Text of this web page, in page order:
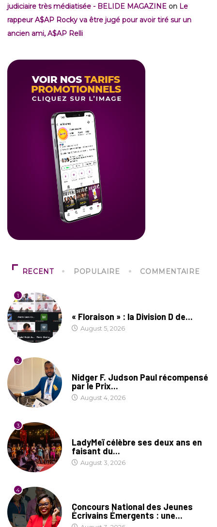
judiciaire très médiatisée - BELIDE MAGAZINE on Le
rappeur A$AP Rocky va être jugé pour avoir tiré sur un
ancien ami, A$AP Relli
RECENT POPULAIRE COMMENTAIRE
1
« Floraison » : la Division D de...
August 5, 2026
2
Nidger F. Judson Paul récompensé
par le Prix...
August 4, 2026
3
LadyMeï célèbre ses deux ans en
faisant du...
August 3, 2026
4
Concours National des Jeunes
Écrivains Émergents : une...